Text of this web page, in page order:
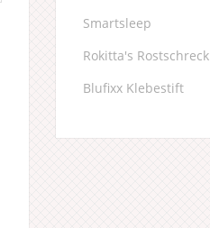
Smartsleep
Rokitta's Rostschreck
Blufixx Klebestift